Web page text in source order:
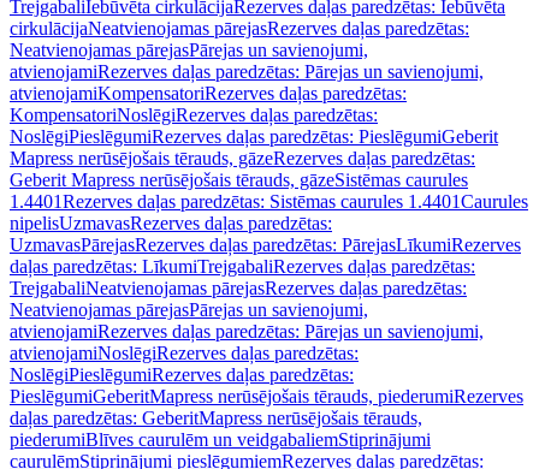
TrejgabaliIebūvēta cirkulācijaRezerves daļas paredzētas: Iebūvēta
cirkulācijaNeatvienojamas pārejasRezerves daļas paredzētas:
Neatvienojamas pārejasPārejas un savienojumi,
atvienojamiRezerves daļas paredzētas: Pārejas un savienojumi,
atvienojamiKompensatoriRezerves daļas paredzētas:
KompensatoriNoslēgiRezerves daļas paredzētas:
NoslēgiPieslēgumiRezerves daļas paredzētas: PieslēgumiGeberit
Mapress nerūsējošais tērauds, gāzeRezerves daļas paredzētas:
Geberit Mapress nerūsējošais tērauds, gāzeSistēmas caurules
1.4401Rezerves daļas paredzētas: Sistēmas caurules 1.4401Caurules
nipelisUzmavasRezerves daļas paredzētas:
UzmavasPārejasRezerves daļas paredzētas: PārejasLīkumiRezerves
daļas paredzētas: LīkumiTrejgabaliRezerves daļas paredzētas:
TrejgabaliNeatvienojamas pārejasRezerves daļas paredzētas:
Neatvienojamas pārejasPārejas un savienojumi,
atvienojamiRezerves daļas paredzētas: Pārejas un savienojumi,
atvienojamiNoslēgiRezerves daļas paredzētas:
NoslēgiPieslēgumiRezerves daļas paredzētas:
PieslēgumiGeberitMapress nerūsējošais tērauds, piederumiRezerves
daļas paredzētas: GeberitMapress nerūsējošais tērauds,
piederumiBlīves caurulēm un veidgabaliemStiprinājumi
caurulēmStiprinājumi pieslēgumiemRezerves daļas paredzētas: